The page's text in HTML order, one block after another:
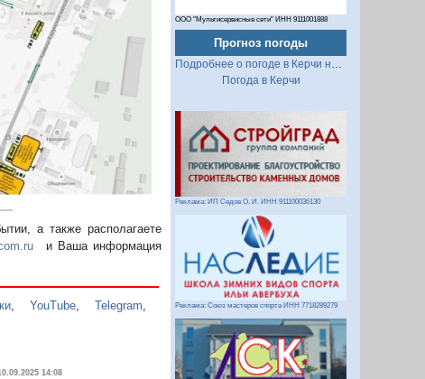
а также располагаете
и Ваша информация
,YouTube ,Telegram
14:08
ООО "Мультисервисные сети" ИНН 9111001888
Прогноз погоды
Подробнее о погоде в Керчи на 2 недели
Погода в Керчи
Реклама: ИП Седов О. И. ИНН 911100036130
Реклама: Союз мастеров спорта ИНН 7718289279